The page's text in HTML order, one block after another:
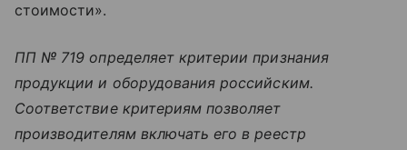
стоимости».
ПП № 719 определяет критерии признания
продукции и оборудования российским.
Соответствие критериям позволяет
производителям включать его в реестр